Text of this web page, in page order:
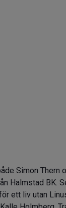
Simon
Halmstad BK.
ett liv utan